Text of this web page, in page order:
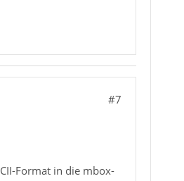
#7
Format in die mbox-